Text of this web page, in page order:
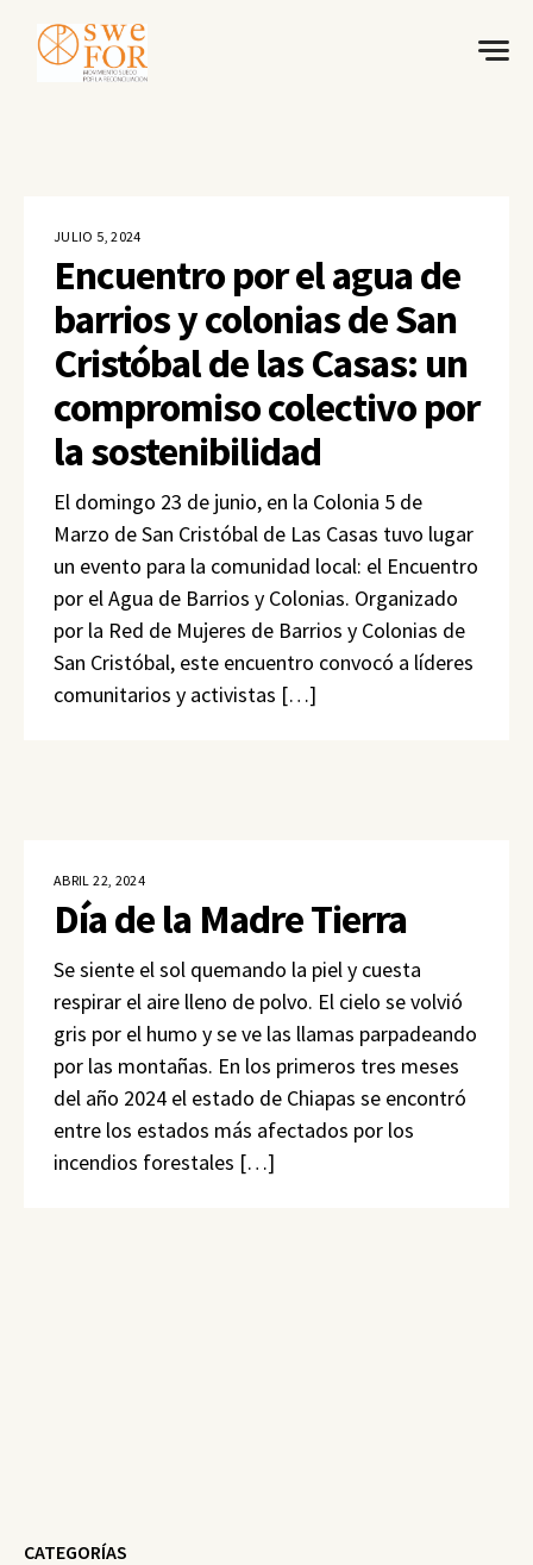
JULIO 5, 2024
Encuentro por el agua de
barrios y colonias de San
Cristóbal de las Casas: un
compromiso colectivo por
la sostenibilidad
El domingo 23 de junio, en la Colonia 5 de
Marzo de San Cristóbal de Las Casas tuvo lugar
un evento para la comunidad local: el Encuentro
por el Agua de Barrios y Colonias. Organizado
por la Red de Mujeres de Barrios y Colonias de
San Cristóbal, este encuentro convocó a líderes
comunitarios y activistas […]
ABRIL 22, 2024
Día de la Madre Tierra
Se siente el sol quemando la piel y cuesta
respirar el aire lleno de polvo. El cielo se volvió
gris por el humo y se ve las llamas parpadeando
por las montañas. En los primeros tres meses
del año 2024 el estado de Chiapas se encontró
entre los estados más afectados por los
incendios forestales […]
CATEGORÍAS